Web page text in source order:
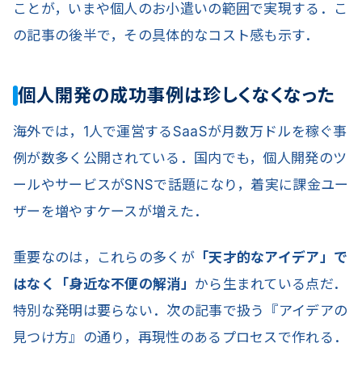
ことが，いまや個人のお小遣いの範囲で実現する．こ
の記事の後半で，その具体的なコスト感も示す．
個人開発の成功事例は珍しくなくなった
海外では，1人で運営するSaaSが月数万ドルを稼ぐ事
例が数多く公開されている．国内でも，個人開発のツ
ールやサービスがSNSで話題になり，着実に課金ユー
ザーを増やすケースが増えた．
重要なのは，これらの多くが「天才的なアイデア」で
はなく「身近な不便の解消」 から生まれている点だ．
特別な発明は要らない．次の記事で扱う『アイデアの
見つけ方』の通り，再現性のあるプロセスで作れる．